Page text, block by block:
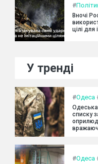
#
Вночі
цілі для
У тренді
#Одеса
Одеська
списку
#Одеса